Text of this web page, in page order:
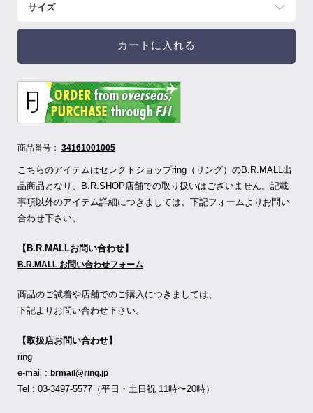
カートに入れる
商品番号： 34161001005
こちらのアイテムはセレクトショップring（リング）のB.R.MALL出
品商品となり、B.R.SHOP店舗での取り扱いはございません。記載
事項以外のアイテム詳細につきましては、下記フォームよりお問い
合わせ下さい。
【B.R.MALLお問い合わせ】
B.R.MALL お問い合わせフォーム
商品のご試着や店舗でのご購入につきましては、
下記よりお問い合わせ下さい。
【取扱店お問い合わせ】
ring
e-mail : brmail@ring.jp
Tel : 03-3497-5577（平日・土日祝 11時〜20時）